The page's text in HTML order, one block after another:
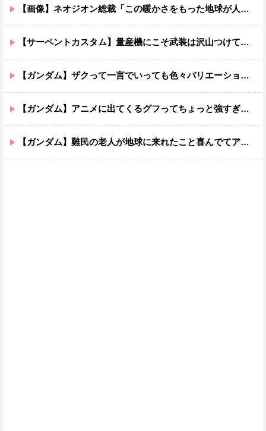
【画像】ネオジオン総裁「この暖かさをもった地球が人間さえ破壊するんだ（汗だく）」
【サーペントカスタム】量産機にこそ武装は沢山つけてほしいよね
【ガンダム】ザクって一言でいっても色々バリエーションがあるよね
【ガンダム】アニメに出てくるグフってちょっと強すぎじゃない？
【ガンダム】難民の老人が地球に来れたこと喜んでてアレ？連邦もやってることヤバくない？ってなる